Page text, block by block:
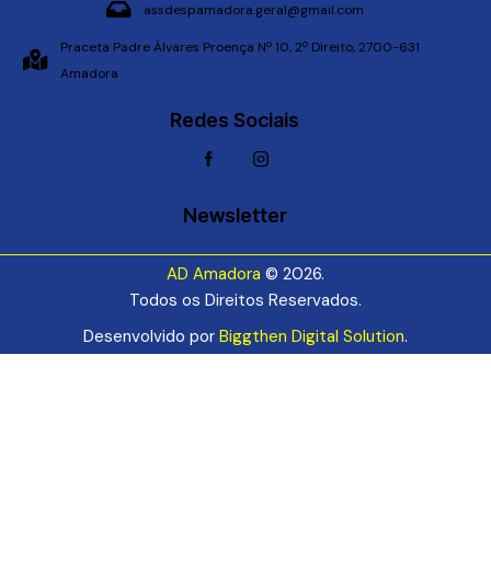
assdespamadora.geral@gmail.com
Praceta Padre Álvares Proença Nº 10, 2º Direito, 2700-631
Amadora
Redes Sociais
Newsletter
AD Amadora © 2026.
Todos os Direitos Reservados.
Desenvolvido por Biggthen Digital Solution.